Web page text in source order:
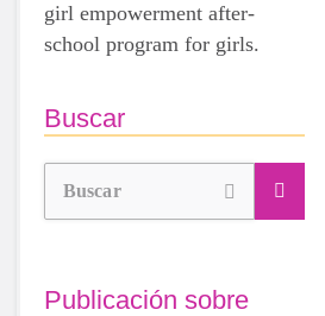
girl empowerment after-
school program for girls.
Buscar
Buscar
Publicación sobre